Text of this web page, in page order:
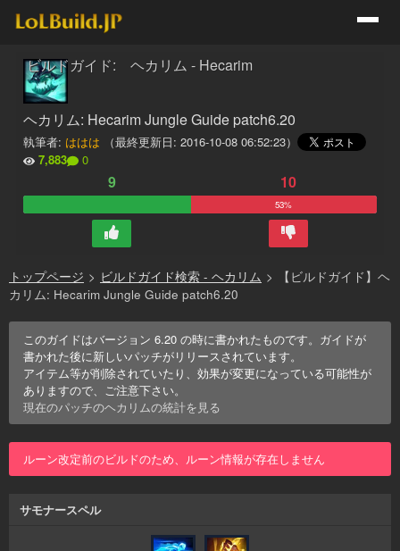
ビルドガイド: ヘカリム - Hecarim
ヘカリム: Hecarim Jungle Guide patch6.20
執筆者: ははは （最終更新日: 2016-10-08 06:52:23）
7,883
0
9 10
53%
トップページ > ビルドガイド検索 - ヘカリム >
【ビルドガイド】ヘ
カリム: Hecarim Jungle Guide patch6.20
このガイドはバージョン6.20 の時に書かれたものです。ガイドが
書かれた後に新しいパッチがリリースされています。
アイテム等が削除されていたり、効果が変更になっている可能性が
ありますので、ご注意下さい。
現在のパッチのヘカリムの統計を見る
ルーン改定前のビルドのため、ルーン情報が存在しません
サモナースペル